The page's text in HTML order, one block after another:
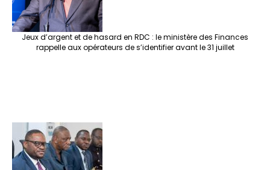
Jeux d’argent et de hasard en RDC : le ministère des Finances
rappelle aux opérateurs de s’identifier avant le 31 juillet